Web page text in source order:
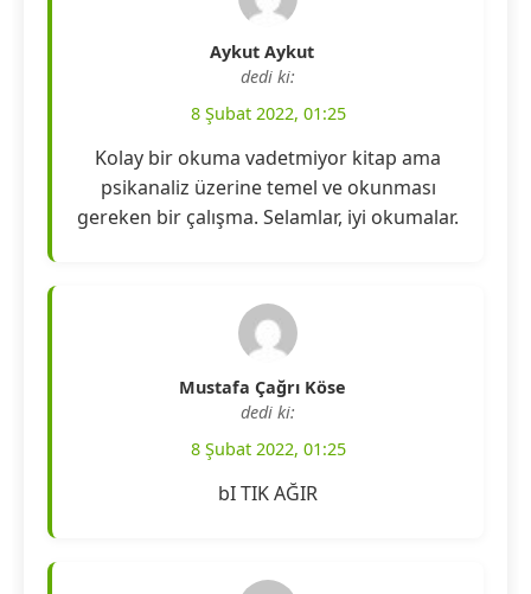
Aykut Aykut
dedi ki:
8 Şubat 2022, 01:25
Kolay bir okuma vadetmiyor kitap ama
psikanaliz üzerine temel ve okunması
gereken bir çalışma. Selamlar, iyi okumalar.
Mustafa Çağrı Köse
dedi ki:
8 Şubat 2022, 01:25
bI TIK AĞIR